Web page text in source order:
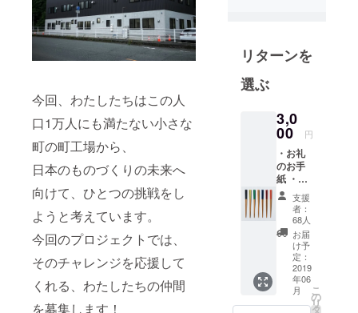
今回、わたしたちはこの人
口1万人にも満たない小さな
町の町工場から、
日本のものづくりの未来へ
向けて、ひとつの挑戦をし
ようと考えています。
今回のプロジェクトでは、
そのチャレンジを応援して
くれる、わたしたちの仲間
を募集します！
ちどお箸の
定番へ。
竹産業を、
もういちど
儲かる産業
南関町を、
もういちど
面白いまち
へ。
リターンを
選ぶ
3,0
00 円
・お礼
のお手
紙 ・ヤ
マチク
の会社
案内資
料 ・ス
ス竹丸
箸2膳
（色は
おまか
せ）
支援
者：
68人
お届
け予
定：
2019
年06
月
こ
の
リ
タ